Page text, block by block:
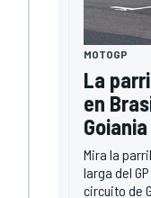
MOTOGP
La
en
Goiania
Mira la
larga del
circuito de